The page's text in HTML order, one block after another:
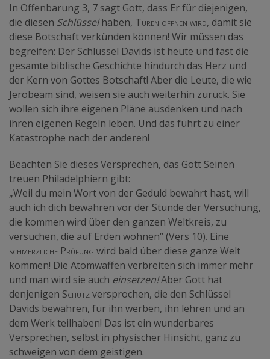
In Offenbarung 3, 7 sagt Gott, dass Er für diejenigen,
die diesen Schlüsselhaben, Türen öffnen wird, damit sie
diese Botschaft verkünden können! Wir müssen das
begreifen: Der Schlüssel Davids ist heute und fast die
gesamte biblische Geschichte hindurch das Herz und
der Kern von Gottes Botschaft! Aber die Leute, die wie
Jerobeam sind, weisen sie auch weiterhin zurück. Sie
wollen sich ihre eigenen Pläne ausdenken und nach
ihren eigenen Regeln leben. Und das führt zu einer
Katastrophe nach der anderen!
Beachten Sie dieses Versprechen, das Gott Seinen
treuen Philadelphiern gibt:
„Weil du mein Wort von der Geduld bewahrt hast, will
auch ich dich bewahren vor der Stunde der Versuchung,
die kommen wird über den ganzen Weltkreis, zu
versuchen, die auf Erden wohnen“ (Vers 10). Eine
schmerzliche Prüfung wird bald über diese ganze Welt
kommen! Die Atomwaffen verbreiten sich immer mehr
und man wird sie auch einsetzen!Aber Gott hat
denjenigen Schutzversprochen, die den Schlüssel
Davids bewahren, für ihn werben, ihn lehren und an
dem Werk teilhaben! Das ist ein wunderbares
Versprechen, selbst in physischer Hinsicht, ganz zu
schweigen von dem geistigen.